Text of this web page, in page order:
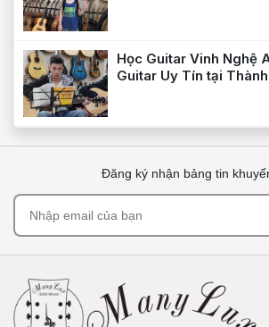
Học Guitar Vinh Nghệ
Guitar Uy Tín tại
Đăng ký nhận bảng tin